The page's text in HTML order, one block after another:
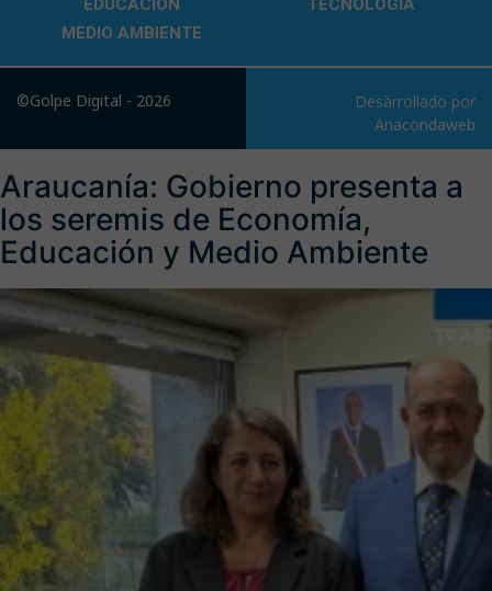
EDUCACIÓN
TECNOLOGÍA
MEDIO AMBIENTE
©Golpe Digital - 2026
Desarrollado por
Anacondaweb
Araucanía: Gobierno presenta a
los seremis de Economía,
Educación y Medio Ambiente